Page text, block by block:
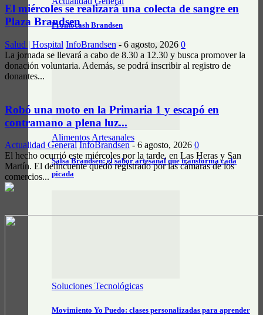
Prontocash Brandsen
Alimentos Artesanales
Salsa Brandsen: el sabor artesanal que transforma cada
picada
Soluciones Tecnológicas
Movimiento Yo Puedo: clases personalizadas para aprender
El miércoles se realizará una colecta de sangre en
Plaza Brandsen
Salud | Hospital InfoBrandsen - 6 agosto, 2026 0
La jornada se llevará a cabo de 8.30 a 12.30 y busca promover la
donación voluntaria. Además, se podrá inscribir al registro de
donantes...
Robó una moto en la Primaria 1 y escapó en
contramano a plena luz...
Actualidad General InfoBrandsen - 6 agosto, 2026 0
El hecho ocurrió este miércoles por la tarde, en Las Heras y San
Martín. El delincuente quedó registrado por las cámaras de los
comercios...